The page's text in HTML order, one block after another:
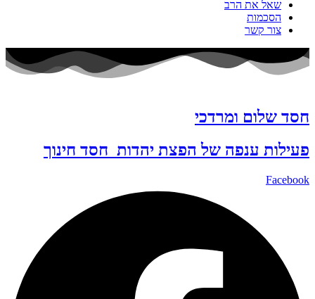
שאל את הרב
הסכמות
צור קשר
חסד שלום ומרדכי
פעילות ענפה של הפצת יהדות חסד חינוך
Facebook